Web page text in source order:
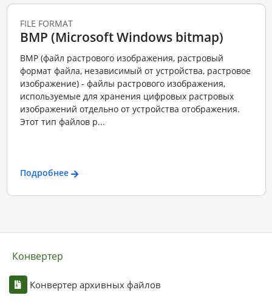
FILE FORMAT
BMP (Microsoft Windows bitmap)
BMP (файл растрового изображения, растровый
формат файла, независимый от устройства, растровое
изображение) - файлы растрового изображения,
используемые для хранения цифровых растровых
изображений отдельно от устройства отображения.
Этот тип файлов р...
Подробнее
Конвертер
Конвертер архивных файлов